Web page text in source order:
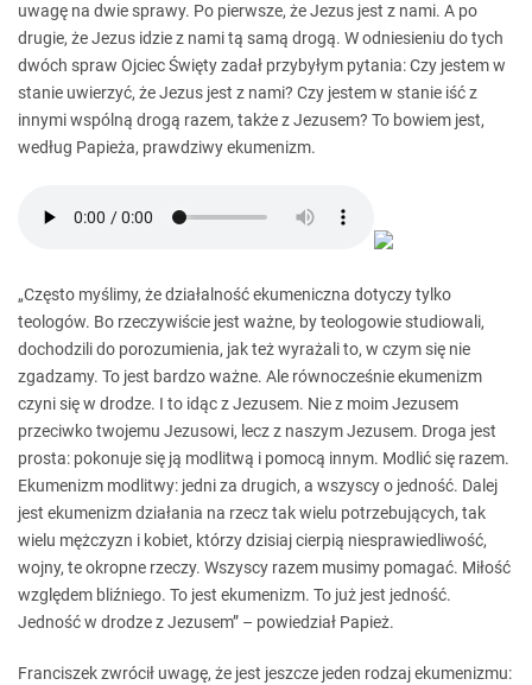
uwagę na dwie sprawy. Po pierwsze, że Jezus jest z nami. A po
drugie, że Jezus idzie z nami tą samą drogą. W odniesieniu do tych
dwóch spraw Ojciec Święty zadał przybyłym pytania: Czy jestem w
stanie uwierzyć, że Jezus jest z nami? Czy jestem w stanie iść z
innymi wspólną drogą razem, także z Jezusem? To bowiem jest,
według Papieża, prawdziwy ekumenizm.
„Często myślimy, że działalność ekumeniczna dotyczy tylko
teologów. Bo rzeczywiście jest ważne, by teologowie studiowali,
dochodzili do porozumienia, jak też wyrażali to, w czym się nie
zgadzamy. To jest bardzo ważne. Ale równocześnie ekumenizm
czyni się w drodze. I to idąc z Jezusem. Nie z moim Jezusem
przeciwko twojemu Jezusowi, lecz z naszym Jezusem. Droga jest
prosta: pokonuje się ją modlitwą i pomocą innym. Modlić się razem.
Ekumenizm modlitwy: jedni za drugich, a wszyscy o jedność. Dalej
jest ekumenizm działania na rzecz tak wielu potrzebujących, tak
wielu mężczyzn i kobiet, którzy dzisiaj cierpią niesprawiedliwość,
wojny, te okropne rzeczy. Wszyscy razem musimy pomagać. Miłość
względem bliźniego. To jest ekumenizm. To już jest jedność.
Jedność w drodze z Jezusem” – powiedział Papież.
Franciszek zwrócił uwagę, że jest jeszcze jeden rodzaj ekumenizmu: